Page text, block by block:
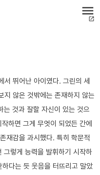
menu
open_in_new
서 뛰어난 아이였다. 그린의 세
지 않은 것밖에는 존재하지 않는
는 것과 잘할 자신이 있는 것으
하면 그게 무엇이 되었든 간에
재감을 과시했다. 특히 학문적
그렇게 능력을 발휘하기 시작하
다는 듯 웃음을 터뜨리고 말았